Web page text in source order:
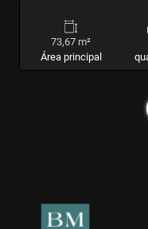
73,67 m²
Área principal